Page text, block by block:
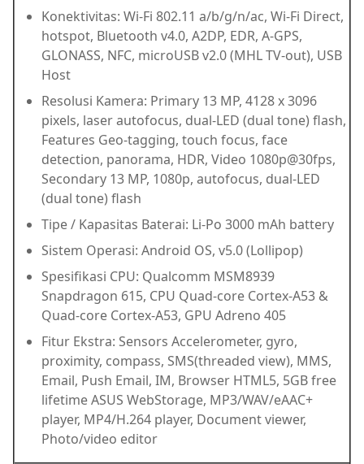
Konektivitas: Wi-Fi 802.11 a/b/g/n/ac, Wi-Fi Direct,
hotspot, Bluetooth v4.0, A2DP, EDR, A-GPS,
GLONASS, NFC, microUSB v2.0 (MHL TV-out), USB
Host
Resolusi Kamera: Primary 13 MP, 4128 x 3096
pixels, laser autofocus, dual-LED (dual tone) flash,
Features Geo-tagging, touch focus, face
detection, panorama, HDR, Video 1080p@30fps,
Secondary 13 MP, 1080p, autofocus, dual-LED
(dual tone) flash
Tipe / Kapasitas Baterai: Li-Po 3000 mAh battery
Sistem Operasi: Android OS, v5.0 (Lollipop)
Spesifikasi CPU: Qualcomm MSM8939
Snapdragon 615, CPU Quad-core Cortex-A53 &
Quad-core Cortex-A53, GPU Adreno 405
Fitur Ekstra: Sensors Accelerometer, gyro,
proximity, compass, SMS(threaded view), MMS,
Email, Push Email, IM, Browser HTML5, 5GB free
lifetime ASUS WebStorage, MP3/WAV/eAAC+
player, MP4/H.264 player, Document viewer,
Photo/video editor